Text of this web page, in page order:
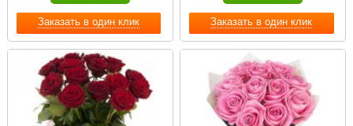
Заказать в один клик Заказать в один клик